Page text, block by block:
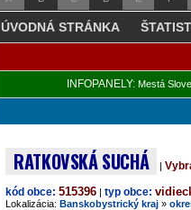
ÚVODNÁ STRÁNKA
INFOPANELY: Mestá
RATKOVSKÁ SUCHÁ |
kód obce: 515396 | typ obce:
Lokalizácia: Banskobystrický kraj »